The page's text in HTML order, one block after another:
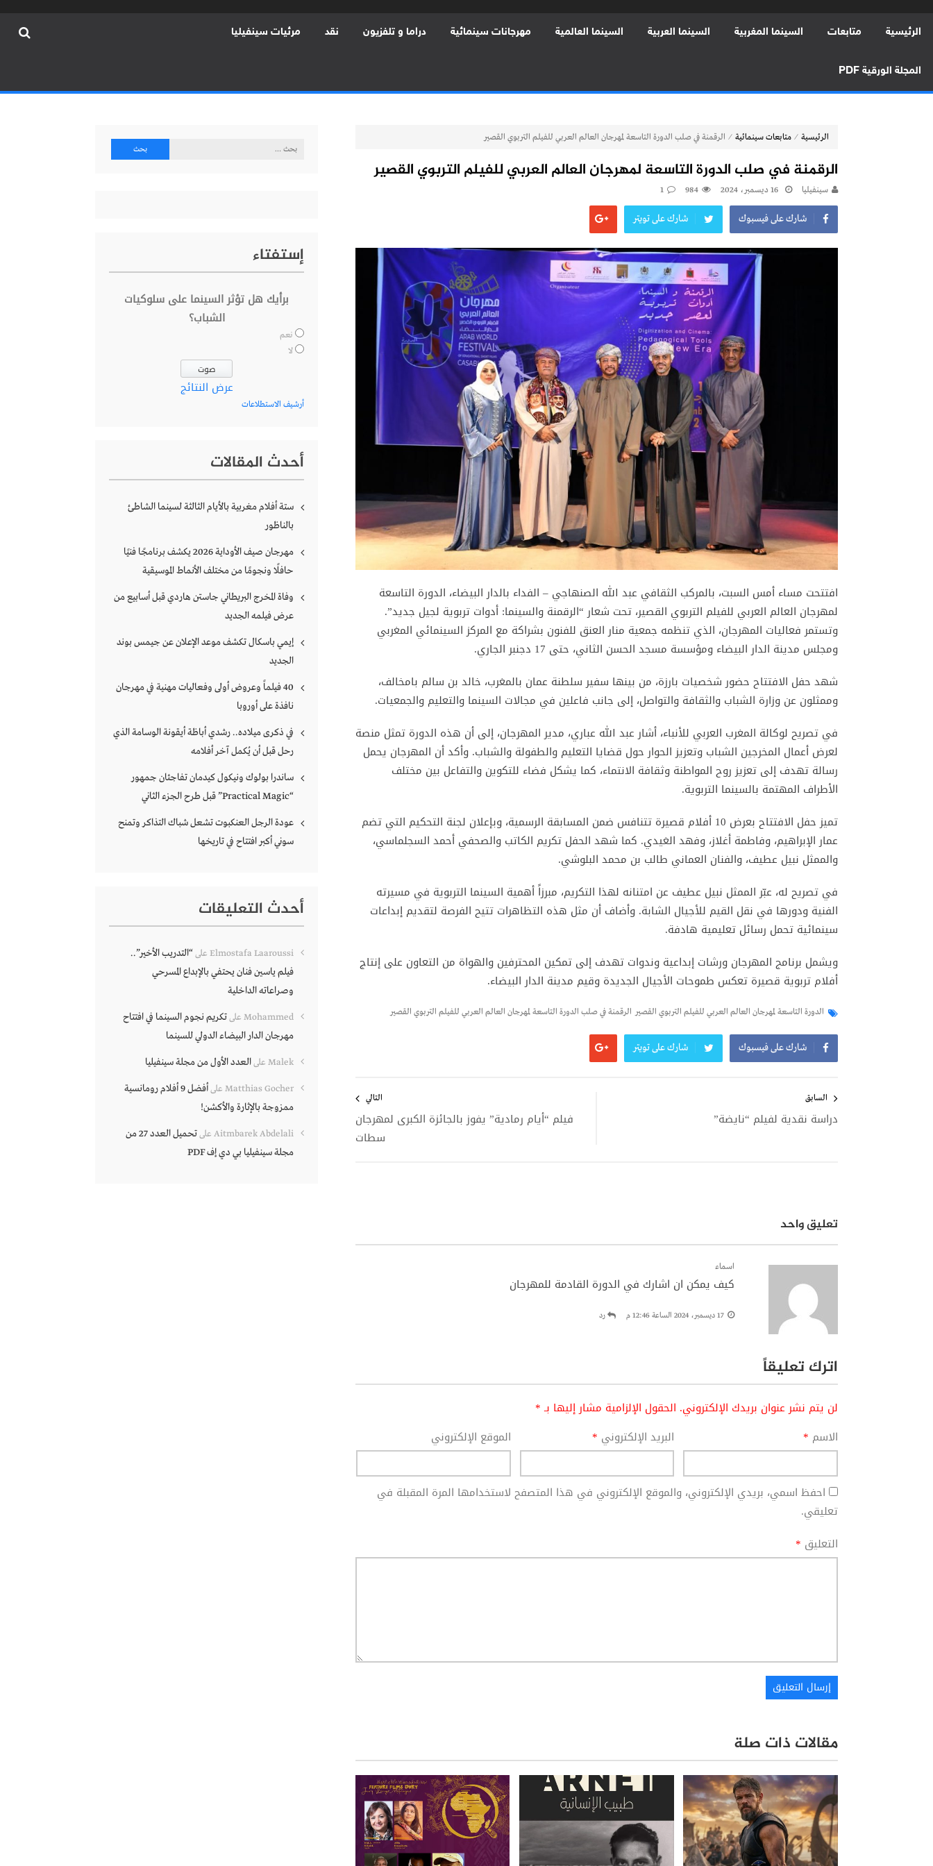
الرئيسية متابعات السينما المغربية السينما العربية السينما العالمية مهرجانات سينمائية دراما و تلفزيون نقد مرئيات سينفيليا
المجلة الورقية PDF
الرئيسية ⁄ متابعات سينمائية ⁄ الرقمنة في صلب الدورة التاسعة لمهرجان العالم العربي للفيلم التربوي القصير
الرقمنة في صلب الدورة التاسعة لمهرجان العالم العربي للفيلم التربوي القصير
سينفيليا 16 ديسمبر، 2024 984
1
شارك على فيسبوك شارك على تويتر
افتتحت مساء أمس السبت، بالمركب الثقافي عبد الله الصنهاجي – الفداء بالدار البيضاء، الدورة التاسعة
لمهرجان العالم العربي للفيلم التربوي القصير، تحت شعار “الرقمنة والسينما: أدوات تربوية لجيل جديد”.
وتستمر فعاليات المهرجان، الذي تنظمه جمعية منار العنق للفنون بشراكة مع المركز السينمائي المغربي
ومجلس مدينة الدار البيضاء ومؤسسة مسجد الحسن الثاني، حتى 17 دجنبر الجاري.
شهد حفل الافتتاح حضور شخصيات بارزة، من بينها سفير سلطنة عمان بالمغرب، خالد بن سالم بامخالف،
وممثلون عن وزارة الشباب والثقافة والتواصل، إلى جانب فاعلين في مجالات السينما والتعليم والجمعيات.
في تصريح لوكالة المغرب العربي للأنباء، أشار عبد الله عباري، مدير المهرجان، إلى أن هذه الدورة تمثل منصة
لعرض أعمال المخرجين الشباب وتعزيز الحوار حول قضايا التعليم والطفولة والشباب. وأكد أن المهرجان يحمل
رسالة تهدف إلى تعزيز روح المواطنة وثقافة الانتماء، كما يشكل فضاء للتكوين والتفاعل بين مختلف
الأطراف المهتمة بالسينما التربوية.
تميز حفل الافتتاح بعرض 10 أفلام قصيرة تتنافس ضمن المسابقة الرسمية، وبإعلان لجنة التحكيم التي تضم
عمار الإبراهيم، وفاطمة أغلاز، وفهد الغيدي. كما شهد الحفل تكريم الكاتب والصحفي أحمد السجلماسي،
والممثل نبيل عطيف، والفنان العماني طالب بن محمد البلوشي.
في تصريح له، عبّر الممثل نبيل عطيف عن امتنانه لهذا التكريم، مبرزاً أهمية السينما التربوية في مسيرته
الفنية ودورها في نقل القيم للأجيال الشابة. وأضاف أن مثل هذه التظاهرات تتيح الفرصة لتقديم إبداعات
سينمائية تحمل رسائل تعليمية هادفة.
ويشمل برنامج المهرجان ورشات إبداعية وندوات تهدف إلى تمكين المحترفين والهواة من التعاون على إنتاج
أفلام تربوية قصيرة تعكس طموحات الأجيال الجديدة وقيم مدينة الدار البيضاء.
الدورة التاسعة لمهرجان العالم العربي للفيلم التربوي القصير الرقمنة في صلب الدورة التاسعة لمهرجان العالم العربي للفيلم التربوي القصير
شارك على فيسبوك شارك على تويتر
المقالات
السابق
دراسة نقدية لفيلم “نايضة”
التالي
فيلم “أيام رمادية” يفوز بالجائزة الكبرى لمهرجان
سطات
تعليق واحد
اسماء
كيف يمكن ان اشارك في الدورة القادمة للمهرجان
17 ديسمبر، 2024 الساعة 12:46 م رد
اترك تعليقاً
لن يتم نشر عنوان بريدك الإلكتروني. الحقول الإلزامية مشار إليها بـ*
الاسم * البريد الإلكتروني * الموقع الإلكتروني
احفظ اسمي، بريدي الإلكتروني، والموقع الإلكتروني في هذا المتصفح لاستخدامها المرة المقبلة في
تعليقي.
التعليق *
مقالات ذات صلة
البحث
إستفتاء
برأيك هل تؤثر السينما على سلوكيات
الشباب؟
نعم
لا
عرض النتائج
أرشيف الاستطلاعات
أحدث المقالات
ستة أفلام مغربية بالأيام الثالثة لسينما الشاطئ
بالناظور
مهرجان صيف الأوداية 2026 يكشف برنامجًا فنيًا
حافلًا ونجومًا من مختلف الأنماط الموسيقية
وفاة المخرج البريطاني جاستن هاردي قبل أسابيع من
عرض فيلمه الجديد
إيمي باسكال تكشف موعد الإعلان عن جيمس بوند
الجديد
40 فيلماً وعروض أولى وفعاليات مهنية في مهرجان
نافذة على أوروبا
في ذكرى ميلاده.. رشدي أباظة أيقونة الوسامة الذي
رحل قبل أن يُكمل آخر أفلامه
ساندرا بولوك ونيكول كيدمان تفاجئان جمهور
“Practical Magic” قبل طرح الجزء الثاني
عودة الرجل العنكبوت تشعل شباك التذاكر وتمنح
سوني أكبر افتتاح في تاريخها
أحدث التعليقات
Elmostafa Laaroussi على“التدريب الأخير”..
فيلم ياسين فنان يحتفي بالإبداع المسرحي
وصراعاته الداخلية
Mohammed علىتكريم نجوم السينما في افتتاح
مهرجان الدار البيضاء الدولي للسينما
Malek علىالعدد الأول من مجلة سينفيليا
Matthias Gocher على
أفضل 9 أفلام رومانسية
ممزوجة بالإثارة والأكشن!
Aitmbarek Abdelali على
تحميل العدد 27 من
مجلة سينفيليا بي دي إف PDF